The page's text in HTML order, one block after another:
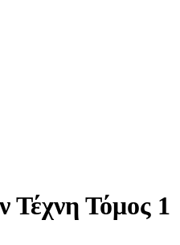
Τόμος 1